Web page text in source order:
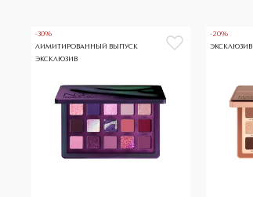
-30%
ЛИМИТИРОВАННЫЙ ВЫПУСК
ЭКСКЛЮЗИВ
-20%
ЭКСКЛЮЗИВ